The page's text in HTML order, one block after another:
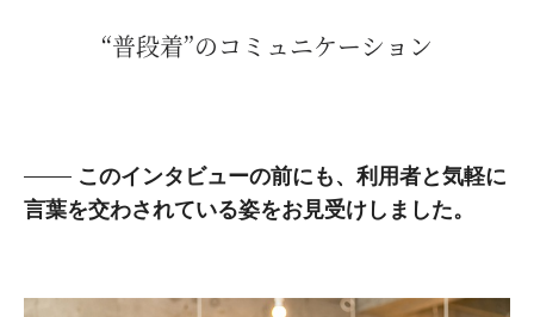
“普段着”のコミュニケーション
このインタビューの前にも、利用者と気軽に
言葉を交わされている姿をお見受けしました。